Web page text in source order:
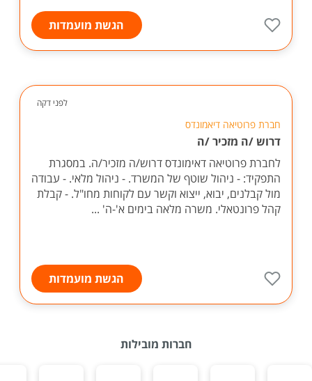
הגשת מועמדות
לפני דקה
חברת פרוטיאה דיאמונדס
דרוש /ה מזכיר /ה
לחברת פרוטיאה דאימונדס דרוש/ה מזכיר/ה. במסגרת
התפקיד: - ניהול שוטף של המשרד. - ניהול מלאי. - עבודה
מול קבלנים, יבוא, ייצוא וקשר עם לקוחות מחו"ל. - קבלת
קהל פרונטאלי. משרה מלאה בימים א'-ה' ...
הגשת מועמדות
חברות מובילות